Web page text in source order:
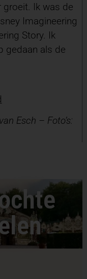
groeit. Ik was de
Imagineering
Story. Ik
gedaan als de
Esch – Foto’s: